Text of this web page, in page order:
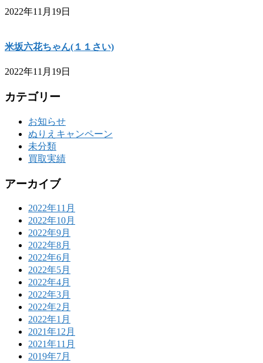
2022年11月19日
米坂六花ちゃん(１１さい)
2022年11月19日
カテゴリー
お知らせ
ぬりえキャンペーン
未分類
買取実績
アーカイブ
2022年11月
2022年10月
2022年9月
2022年8月
2022年6月
2022年5月
2022年4月
2022年3月
2022年2月
2022年1月
2021年12月
2021年11月
2019年7月